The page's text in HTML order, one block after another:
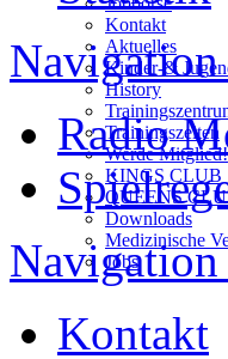
Kontakt
Aktuelles
Kinder-&
History
Trainingszeiten
Werde Mitglied!
KINGS CLUB
QUEENS
Downloads
Medizinische
Jobs
Navigation
Radio
Navigation
Kontakt